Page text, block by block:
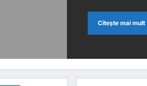
Citește mai mult